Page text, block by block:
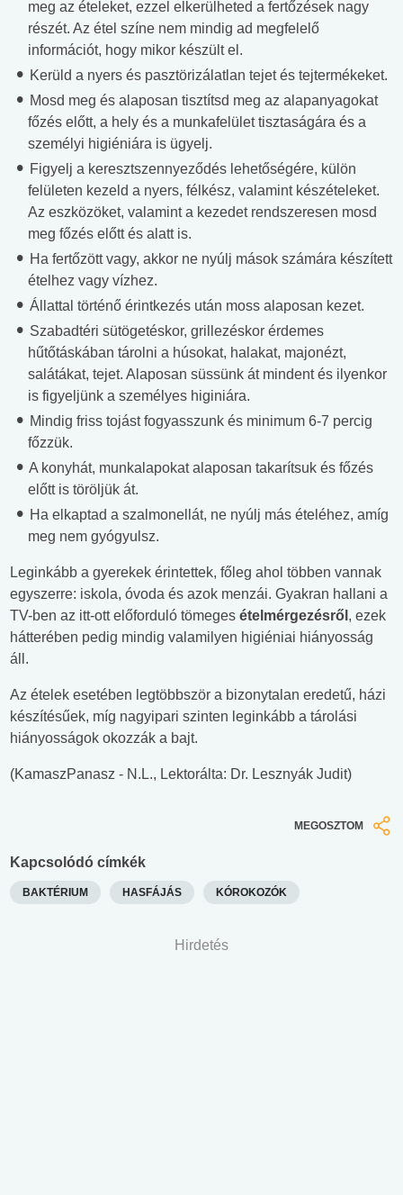
meg az ételeket, ezzel elkerülheted a fertőzések nagy
részét. Az étel színe nem mindig ad megfelelő
információt, hogy mikor készült el.
Kerüld a nyers és pasztörizálatlan tejet és tejtermékeket.
Mosd meg és alaposan tisztítsd meg az alapanyagokat
főzés előtt, a hely és a munkafelület tisztaságára és a
személyi higiéniára is ügyelj.
Figyelj a keresztszennyeződés lehetőségére, külön
felületen kezeld a nyers, félkész, valamint készételeket.
Az eszközöket, valamint a kezedet rendszeresen mosd
meg főzés előtt és alatt is.
Ha fertőzött vagy, akkor ne nyúlj mások számára készített
ételhez vagy vízhez.
Állattal történő érintkezés után moss alaposan kezet.
Szabadtéri sütögetéskor, grillezéskor érdemes
hűtőtáskában tárolni a húsokat, halakat, majonézt,
salátákat, tejet. Alaposan süssünk át mindent és ilyenkor
is figyeljünk a személyes higiniára.
Mindig friss tojást fogyasszunk és minimum 6-7 percig
főzzük.
A konyhát, munkalapokat alaposan takarítsuk és főzés
előtt is töröljük át.
Ha elkaptad a szalmonellát, ne nyúlj más ételéhez, amíg
meg nem gyógyulsz.
Leginkább a gyerekek érintettek, főleg ahol többen vannak
egyszerre: iskola, óvoda és azok menzái. Gyakran hallani a
TV-ben az itt-ott előforduló tömeges ételmérgezésről , ezek
hátterében pedig mindig valamilyen higiéniai hiányosság
áll.
Az ételek esetében legtöbbször a bizonytalan eredetű, házi
készítésűek, míg nagyipari szinten leginkább a tárolási
hiányosságok okozzák a bajt.
(KamaszPanasz - N.L., Lektorálta: Dr. Lesznyák Judit)
MEGOSZTOM
Kapcsolódó címkék
BAKTÉRIUM HASFÁJÁS KÓROKOZÓK
Hirdetés